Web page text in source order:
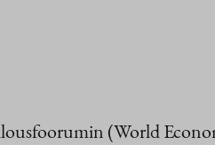
(World